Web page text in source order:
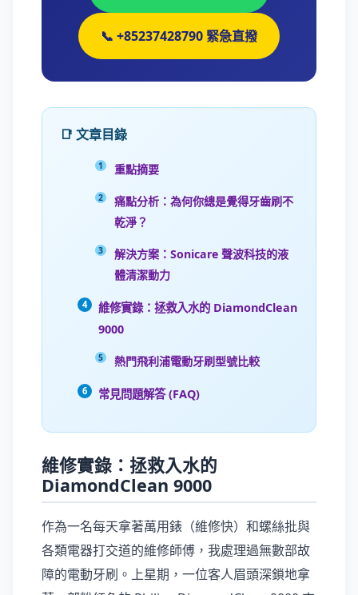
📞 +85237428790 緊急直撥
📑 文章目錄
重點摘要
痛點分析：為何你總是覺得牙齒刷不
乾淨？
解決方案：Sonicare 聲波科技的液
體清潔動力
維修實錄：拯救入水的 DiamondClean
9000
熱門飛利浦電動牙刷型號比較
常見問題解答 (FAQ)
維修實錄：拯救入水的
DiamondClean 9000
作為一名每天拿著萬用錶（維修快）和螺絲批與
各類電器打交道的維修師傅，我處理過無數部故
障的電動牙刷。上星期，一位客人眉頭深鎖地拿